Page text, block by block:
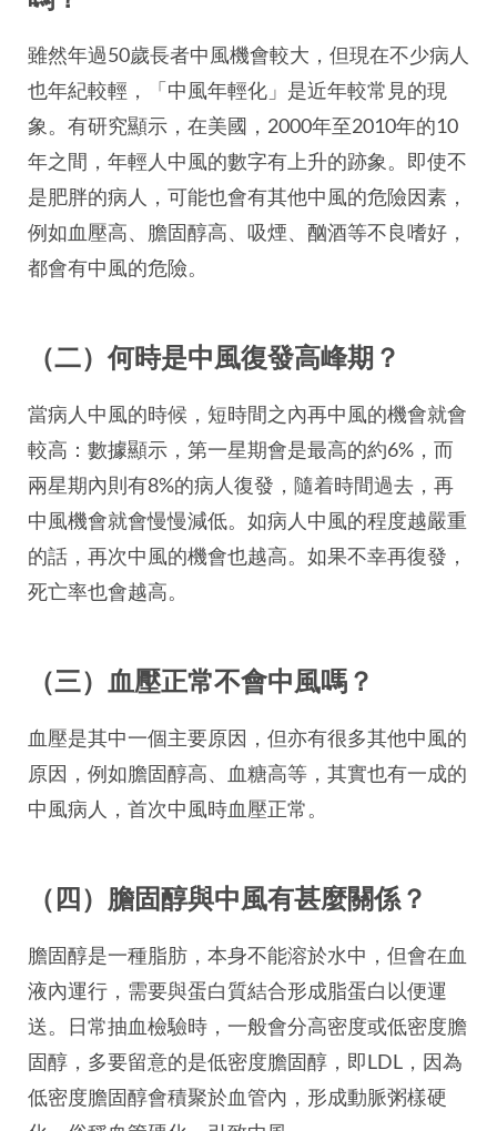
雖然年過50歲長者中風機會較大，但現在不少病人
也年紀較輕，「中風年輕化」是近年較常見的現
象。有研究顯示，在美國，2000年至2010年的10
年之間，年輕人中風的數字有上升的跡象。即使不
是肥胖的病人，可能也會有其他中風的危險因素，
例如血壓高、膽固醇高、吸煙、酗酒等不良嗜好，
都會有中風的危險。
（二）何時是中風復發高峰期？
當病人中風的時候，短時間之內再中風的機會就會
較高：數據顯示，第一星期會是最高的約6%，而
兩星期內則有8%的病人復發，隨着時間過去，再
中風機會就會慢慢減低。如病人中風的程度越嚴重
的話，再次中風的機會也越高。如果不幸再復發，
死亡率也會越高。
（三）血壓正常不會中風嗎？
血壓是其中一個主要原因，但亦有很多其他中風的
原因，例如膽固醇高、血糖高等，其實也有一成的
中風病人，首次中風時血壓正常。
（四）膽固醇與中風有甚麼關係？
膽固醇是一種脂肪，本身不能溶於水中，但會在血
液內運行，需要與蛋白質結合形成脂蛋白以便運
送。日常抽血檢驗時，一般會分高密度或低密度膽
固醇，多要留意的是低密度膽固醇，即LDL，因為
低密度膽固醇會積聚於血管內，形成動脈粥樣硬